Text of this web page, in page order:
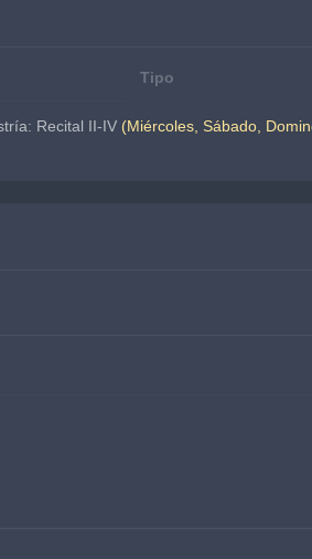
Tipo
Recital II-IV (Miércoles, Sábado,